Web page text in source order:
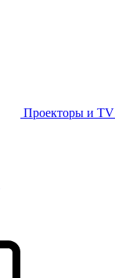
Проекторы и TV